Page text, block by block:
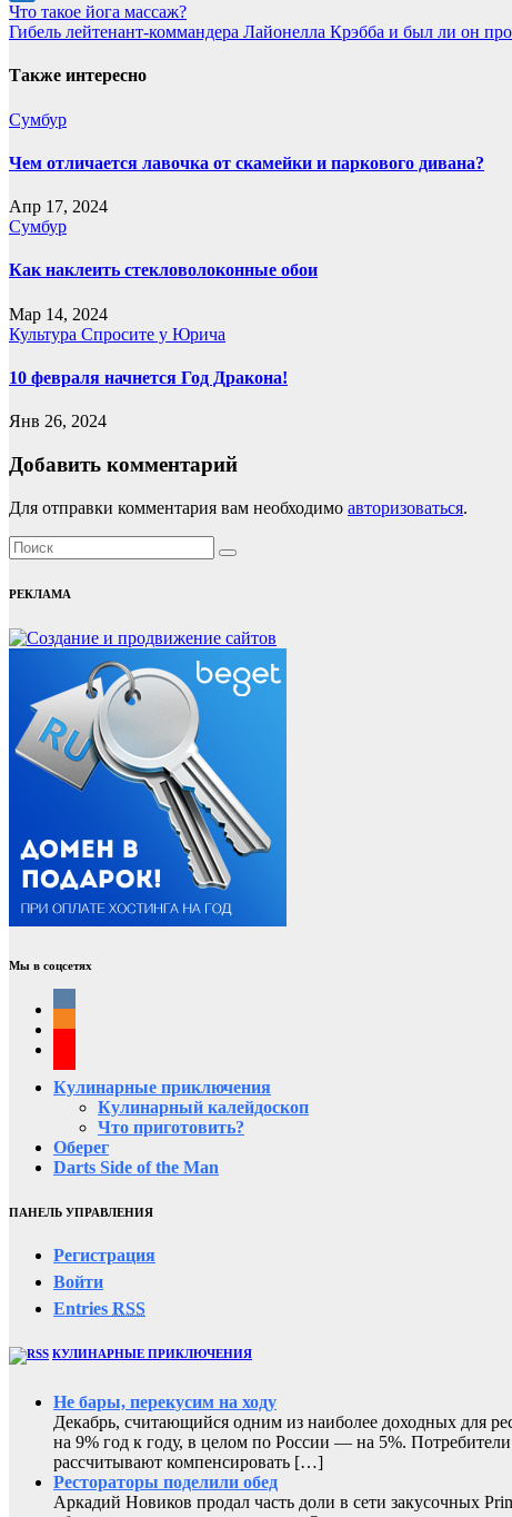
Отправить
Навигация
по
записям
Что такое йога массаж?
Гибель лейтенант-коммандера Лайонелла Крэбба и был ли он
Также интересно
Сумбур
Чем отличается лавочка от скамейки и паркового дивана?
Апр 17, 2024
Сумбур
Как наклеить стекловолоконные обои
Мар 14, 2024
Культура Спросите у Юрича
10 февраля начнется Год Дракона!
Янв 26, 2024
Добавить комментарий
Для отправки комментария вам необходимо авторизоваться.
РЕКЛАМА
Мы в соцсетях
Кулинарные приключения
Кулинарный калейдоскоп
Что приготовить?
Оберег
Darts Side of the Man
ПАНЕЛЬ УПРАВЛЕНИЯ
Регистрация
Войти
Entries RSS
КУЛИНАРНЫЕ ПРИКЛЮЧЕНИЯ
Не бары, перекусим на ходу
Декабрь, считающийся одним из наиболее доходных для
на 9% год к году, в целом по России — на 5%.
рассчитывают компенсировать […]
Рестораторы поделили обед
Аркадий Новиков продал часть доли в сети закусочных